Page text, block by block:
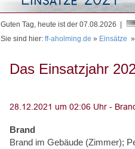
Guten Tag, heute ist der 07.08.2026 |
Sie sind hier: ff-aholming.de » Einsätze
Das Einsatzjahr
Brand
Brand im Gebäude (Zimmer);